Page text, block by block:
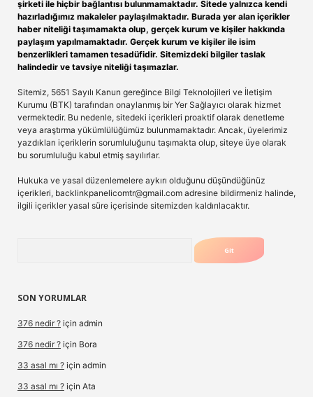
şirketi ile hiçbir bağlantısı bulunmamaktadır. Sitede yalnızca kendi
hazırladığımız makaleler paylaşılmaktadır. Burada yer alan içerikler
haber niteliği taşımamakta olup, gerçek kurum ve kişiler hakkında
paylaşım yapılmamaktadır. Gerçek kurum ve kişiler ile isim
benzerlikleri tamamen tesadüfidir. Sitemizdeki bilgiler taslak
halindedir ve tavsiye niteliği taşımazlar.
Sitemiz, 5651 Sayılı Kanun gereğince Bilgi Teknolojileri ve İletişim
Kurumu (BTK) tarafından onaylanmış bir Yer Sağlayıcı olarak hizmet
vermektedir. Bu nedenle, sitedeki içerikleri proaktif olarak denetleme
veya araştırma yükümlülüğümüz bulunmamaktadır. Ancak, üyelerimiz
yazdıkları içeriklerin sorumluluğunu taşımakta olup, siteye üye olarak
bu sorumluluğu kabul etmiş sayılırlar.
Hukuka ve yasal düzenlemelere aykırı olduğunu düşündüğünüz
içerikleri, backlinkpanelicomtr@gmail.com adresine bildirmeniz halinde,
ilgili içerikler yasal süre içerisinde sitemizden kaldırılacaktır.
SON YORUMLAR
376 nedir ? için admin
376 nedir ? için Bora
33 asal mı ? için admin
33 asal mı ? için Ata